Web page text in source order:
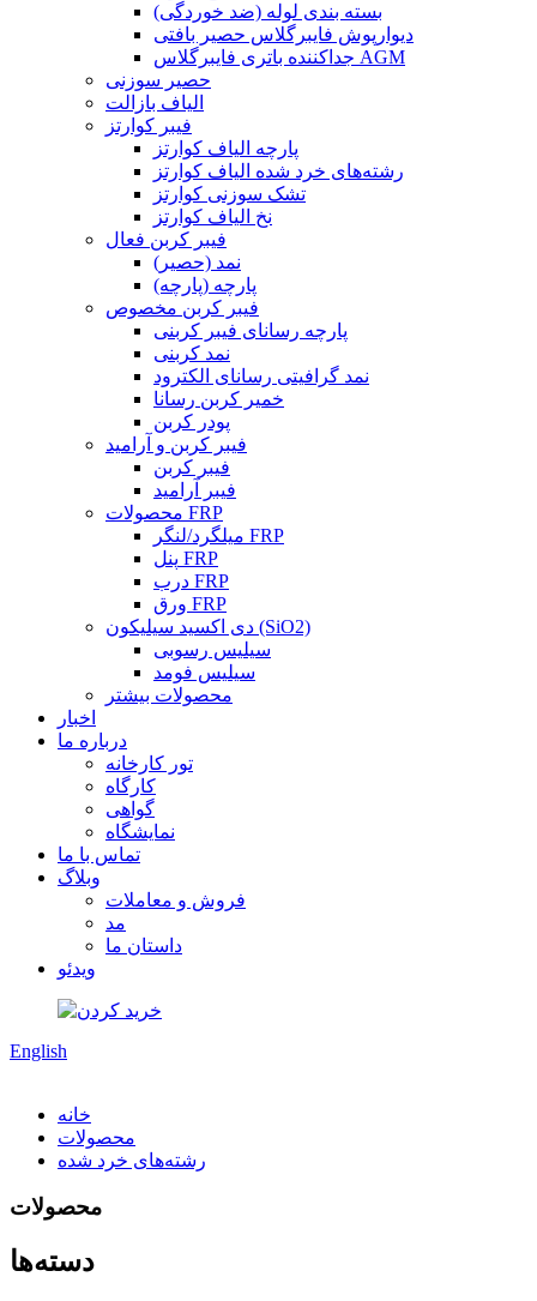
بسته بندی لوله (ضد خوردگی)
دیوارپوش فایبرگلاس حصیر بافتی
جداکننده باتری فایبرگلاس AGM
حصیر سوزنی
الیاف بازالت
فیبر کوارتز
پارچه الیاف کوارتز
رشته‌های خرد شده الیاف کوارتز
تشک سوزنی کوارتز
نخ الیاف کوارتز
فیبر کربن فعال
نمد (حصیر)
پارچه (پارچه)
فیبر کربن مخصوص
پارچه رسانای فیبر کربنی
نمد کربنی
نمد گرافیتی رسانای الکترود
خمیر کربن رسانا
پودر کربن
فیبر کربن و آرامید
فیبر کربن
فیبر آرامید
محصولات FRP
میلگرد/لنگر FRP
پنل FRP
درب FRP
ورق FRP
دی اکسید سیلیکون (SiO2)
سیلیس رسوبی
سیلیس فومد
محصولات بیشتر
اخبار
درباره ما
تور کارخانه
کارگاه
گواهی
نمایشگاه
تماس با ما
وبلاگ
فروش و معاملات
مد
داستان ما
ویدئو
English
خانه
محصولات
رشته‌های خرد شده
محصولات
دسته‌ها